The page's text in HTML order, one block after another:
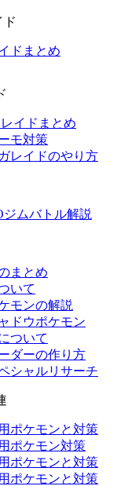
ド
ドまとめ
イドまとめ
モ対策
レイドのやり方
ジムバトル解説
まとめ
いて
モンの解説
ドウポケモン
ついて
ダーの作り方
シャルリサーチ
ポケモンと対策
ポケモン対策
ポケモンと対策
ポケモンと対策